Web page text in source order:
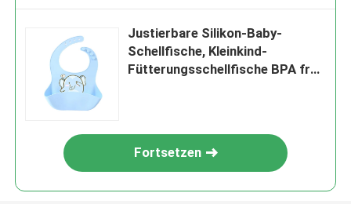
Justierbare Silikon-Baby-
Schellfische, Kleinkind-
Fütterungsschellfische BPA frei
Fortsetzen